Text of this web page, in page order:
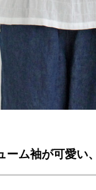
ーム袖が可愛い